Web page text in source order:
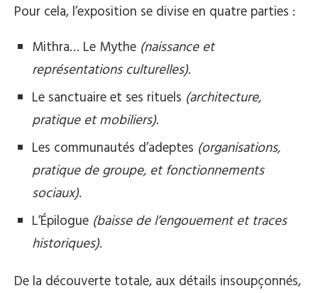
Pour cela, l’exposition se divise en quatre parties :
Mithra… Le Mythe (naissance et
représentations culturelles).
Le sanctuaire et ses rituels (architecture,
pratique et mobiliers).
Les communautés d’adeptes (organisations,
pratique de groupe, et fonctionnements
sociaux).
L’Épilogue (baisse de l’engouement et traces
historiques).
De la découverte totale, aux détails insoupçonnés,